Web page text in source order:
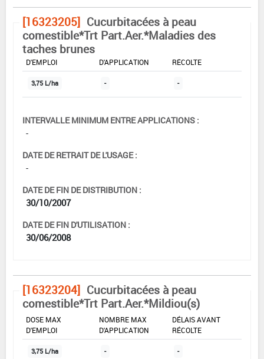
[16323205] Cucurbitacées à peau
comestible*Trt Part.Aer.*Maladies des
taches brunes
DOSE MAX
D'EMPLOI
D'APPLICATION
RÉCOLTE
3,75 L/ha - -
INTERVALLE MINIMUM ENTRE APPLICATIONS :
-
DATE DE RETRAIT DE L'USAGE :
-
DATE DE FIN DE DISTRIBUTION :
30/10/2007
DATE DE FIN D'UTILISATION :
30/06/2008
[16323204] Cucurbitacées à peau
comestible*Trt Part.Aer.*Mildiou(s)
DOSE MAX
D'EMPLOI
NOMBRE MAX
D'APPLICATION
DÉLAIS AVANT
RÉCOLTE
3,75 L/ha - -